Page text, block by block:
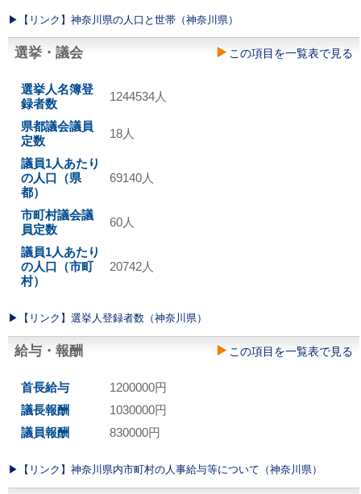
▶︎【リンク】神奈川県の人口と世帯（神奈川県）
選挙・議会 この項目を一覧表で見る
選挙人名簿登
録者数
1244534人
県都議会議員
定数
18人
議員1人あたり
の人口（県
都）
69140人
市町村議会議
員定数
60人
議員1人あたり
の人口（市町
村）
20742人
▶︎【リンク】選挙人登録者数（神奈川県）
給与・報酬 この項目を一覧表で見る
首長給与
1200000円
議長報酬
1030000円
議員報酬
830000円
▶︎【リンク】神奈川県内市町村の人事給与等について（神奈川県）